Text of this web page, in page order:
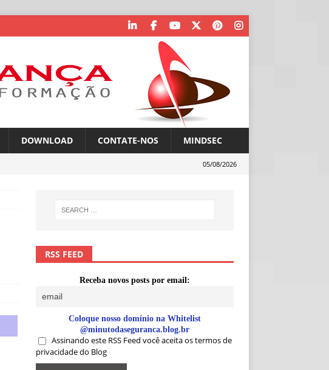
DOWNLOAD CONTATE-NOS MINDSEC
05/08/2026
RSS FEED
Receba novos posts por email:
Coloque nosso domínio na Whitelist
@minutodaseguranca.blog.br
Assinando este RSS Feed você aceita os termos de
privacidade do Blog